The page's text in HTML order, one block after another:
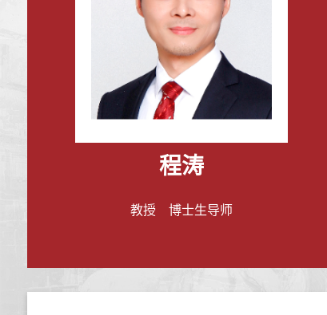
程涛
教授 博士生导师